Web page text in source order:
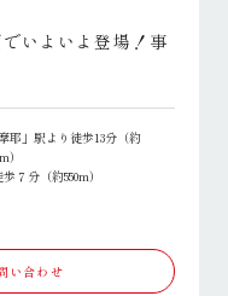
いよいよ登場！事
耶」駅より徒歩13分（約
７分（約550m）
い合わせ